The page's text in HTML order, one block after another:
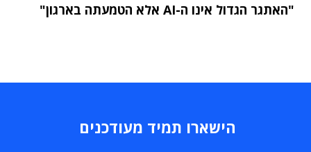
"האתגר הגדול אינו ה-AI אלא הטמעתה בארגון"
הישארו תמיד מעודכנים